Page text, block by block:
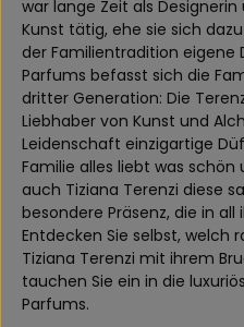
war lange Zeit als
Kunst tätig, ehe sie sich
der Familientradition eigene
Parfums befasst sich die
dritter Generation: Die
Liebhaber von Kunst und
Leidenschaft einzigartige
Familie alles liebt was
auch Tiziana Terenzi diese
besondere Präsenz, die in
Entdecken Sie selbst, welch
Tiziana Terenzi mit ihrem
tauchen Sie ein in die
Parfums.